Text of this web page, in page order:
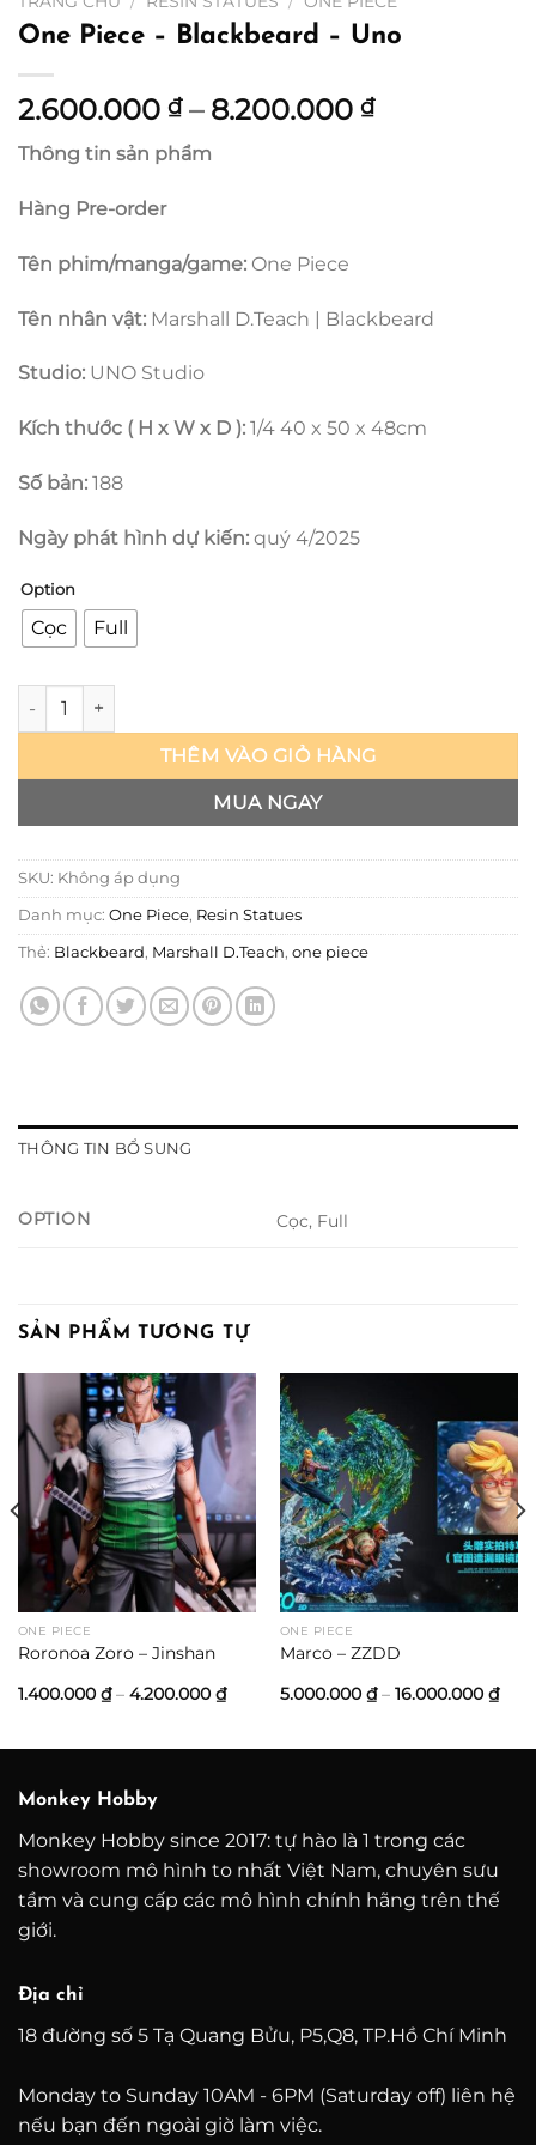
One Piece – Blackbeard – Uno
2.600.000 ₫ – 8.200.000 ₫Khoảng
Thông tin sản phẩm
Hàng Pre-order
Tên phim/manga/game: One Piece
Tên nhân vật: Marshall D.Teach | Blackbeard
Studio: UNO Studio
Kích thước ( H x W x D ): 1/4 40 x 50 x 48cm
Số bản: 188
Ngày phát hình dự kiến: quý 4/2025
Option
Cọc Full
One Piece - Blackbeard - Uno số lượng
THÊM VÀO GIỎ HÀNG
MUA NGAY
SKU: Không áp dụng
Danh mục: One Piece, Resin Statues
Thẻ: Blackbeard, Marshall D.Teach, one piece
THÔNG TIN BỔ SUNG
OPTION Cọc, Full
SẢN PHẨM TƯƠNG TỰ
ONE PIECE
Roronoa Zoro – Jinshan
1.400.000 ₫ – 4.200.000 ₫Khoảng
giá:
đến
ONE PIECE
Marco – ZZDD
5.000.000 ₫ – 16.000.000 ₫
giá:
đến
₫
₫
Monkey Hobby
Monkey Hobby since 2017: tự hào là 1 trong các
showroom mô hình to nhất Việt Nam, chuyên sưu
tầm và cung cấp các mô hình chính hãng trên thế
giới.
Địa chỉ
18 đường số 5 Tạ Quang Bửu, P5,Q8, TP.Hồ Chí Minh
Monday to Sunday 10AM - 6PM (Saturday off) liên hệ
nếu bạn đến ngoài giờ làm việc.